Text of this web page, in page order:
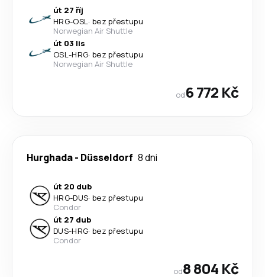
út 27 říj
HRG-OSL· bez přestupu
Norwegian Air Shuttle
út 03 lis
OSL-HRG· bez přestupu
Norwegian Air Shuttle
od6 772 Kč
Hurghada- Düsseldorf 8 dni
út 20 dub
HRG-DUS· bez přestupu
Condor
út 27 dub
DUS-HRG· bez přestupu
Condor
od8 804 Kč